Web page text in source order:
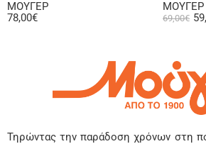
ΜΟΥΓΕΡ
78,00€
ΜΟΥΓΕΡ
69,00€
Τηρώντας την παράδοση χρόνων στη